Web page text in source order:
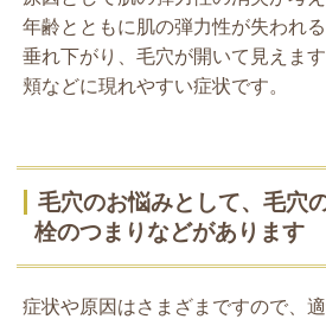
年齢とともに肌の弾力性が失われ
垂れ下がり、毛穴が開いて見えます
頬などに現れやすい症状です。
毛穴のお悩みとして、毛穴
栓のつまりなどがあります
症状や原因はさまざまですので、